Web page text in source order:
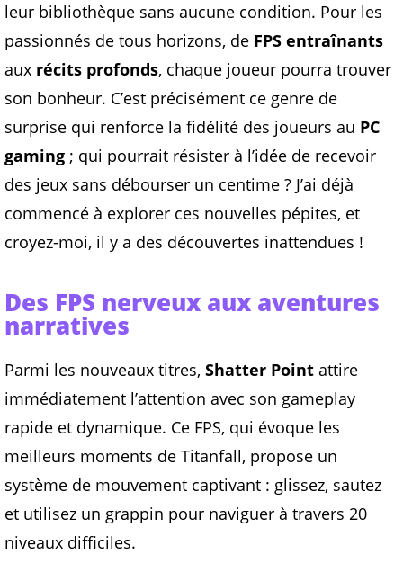
leur bibliothèque sans aucune condition. Pour les
passionnés de tous horizons, de FPS entraînants
aux récits profonds, chaque joueur pourra trouver
son bonheur. C’est précisément ce genre de
surprise qui renforce la fidélité des joueurs au PC
gaming ; qui pourrait résister à l’idée de recevoir
des jeux sans débourser un centime ? J’ai déjà
commencé à explorer ces nouvelles pépites, et
croyez-moi, il y a des découvertes inattendues !
Des FPS nerveux aux aventures
narratives
Parmi les nouveaux titres, Shatter Point attire
immédiatement l’attention avec son gameplay
rapide et dynamique. Ce FPS, qui évoque les
meilleurs moments de Titanfall, propose un
système de mouvement captivant : glissez, sautez
et utilisez un grappin pour naviguer à travers 20
niveaux difficiles.